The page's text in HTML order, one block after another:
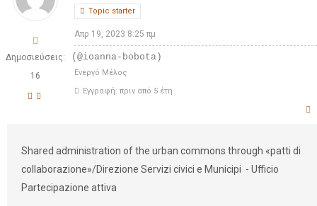
Δημοσιεύσεις:
16
Topic starter
Απρ 19, 2023 8:25 πμ
(@ioanna-bobota)
Ενεργό Μέλος
Εγγραφή: πριν από 5 έτη
Shared administration of the urban commons through «patti di
collaborazione»/Direzione Servizi civici e Municipi - Ufficio
Partecipazione attiva